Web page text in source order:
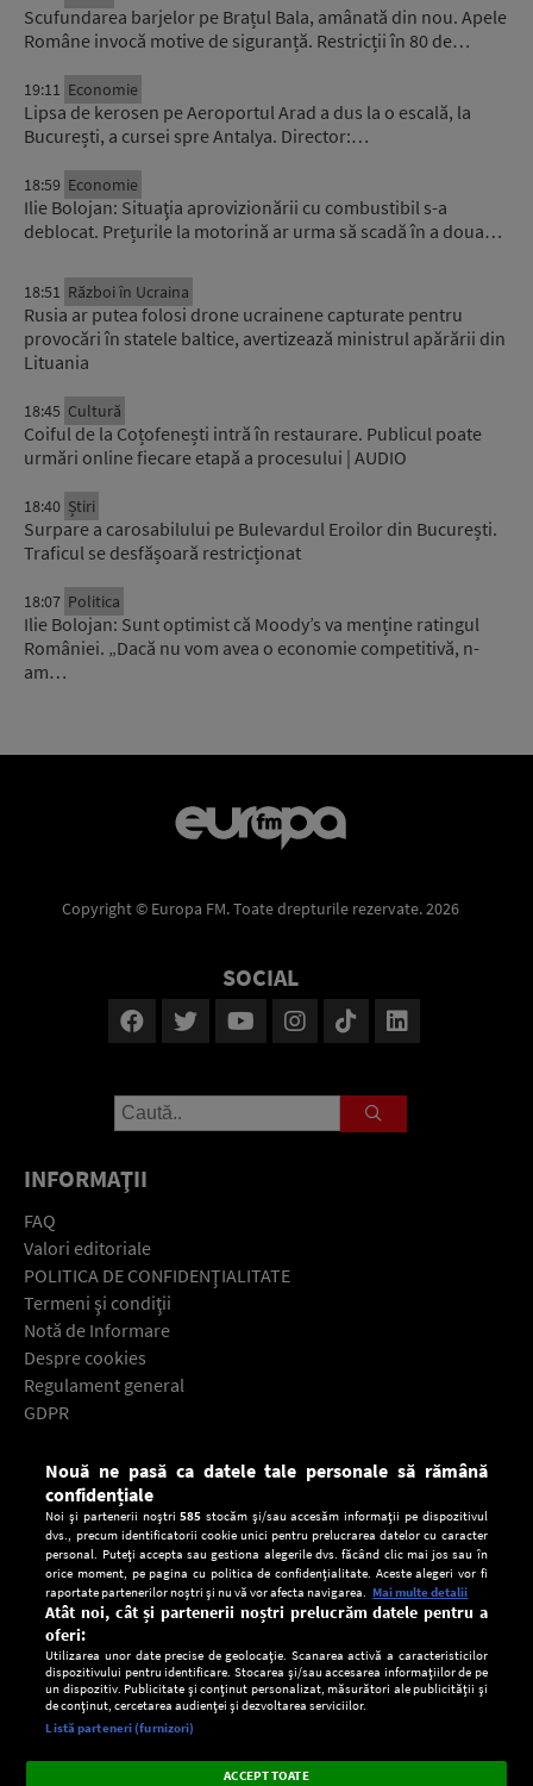
Scufundarea barjelor pe Brațul Bala, amânată din nou. Apele
Române invocă motive de siguranță. Restricții în 80 de…
19:11 Economie
Lipsa de kerosen pe Aeroportul Arad a dus la o escală, la
București, a cursei spre Antalya. Director:…
18:59 Economie
Ilie Bolojan: Situaţia aprovizionării cu combustibil s-a
deblocat. Prețurile la motorină ar urma să scadă în a doua…
18:51 Război în Ucraina
Rusia ar putea folosi drone ucrainene capturate pentru
provocări în statele baltice, avertizează ministrul apărării din
Lituania
18:45 Cultură
Coiful de la Coțofenești intră în restaurare. Publicul poate
urmări online fiecare etapă a procesului | AUDIO
18:40 Știri
Surpare a carosabilului pe Bulevardul Eroilor din București.
Traficul se desfășoară restricționat
18:07 Politica
Ilie Bolojan: Sunt optimist că Moody’s va menține ratingul
României. „Dacă nu vom avea o economie competitivă, n-
am…
Copyright © Europa FM. Toate drepturile rezervate. 2026
SOCIAL
INFORMAŢII
FAQ
Valori editoriale
POLITICA DE CONFIDENŢIALITATE
Termeni şi condiţii
Notă de Informare
Despre cookies
Regulament general
GDPR
Descarcă gratuit aplicaţia Europa FM pentru smartphone:
Setări:
Dark
Radio live, podcasturi, știri și alerte
×
Nouă ne pasă ca datele tale personale să rămână
confidențiale
Noi și partenerii noștri585 stocăm și/sau accesăm informații pe dispozitivul
dvs., precum identificatorii cookie unici pentru prelucrarea datelor cu caracter
personal. Puteți accepta sau gestiona alegerile dvs. făcând clic mai jos sau în
orice moment, pe pagina cu politica de confidențialitate. Aceste alegeri vor fi
raportate partenerilor noștri și nu vă vor afecta navigarea. Mai multe detalii
Atât noi, cât și partenerii noștri prelucrăm datele pentru a
oferi:
Utilizarea unor date precise de geolocație. Scanarea activă a caracteristicilor
dispozitivului pentru identificare. Stocarea și/sau accesarea informațiilor de pe
un dispozitiv. Publicitate și conținut personalizat, măsurători ale publicității și
de conținut, cercetarea audienței și dezvoltarea serviciilor.
Listă parteneri (furnizori)
ACCEPT TOATE